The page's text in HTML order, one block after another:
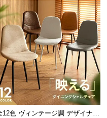
り替え
灯（中央・左右）の3パ
ます。
12色 ヴィンテージ調 デザイナー